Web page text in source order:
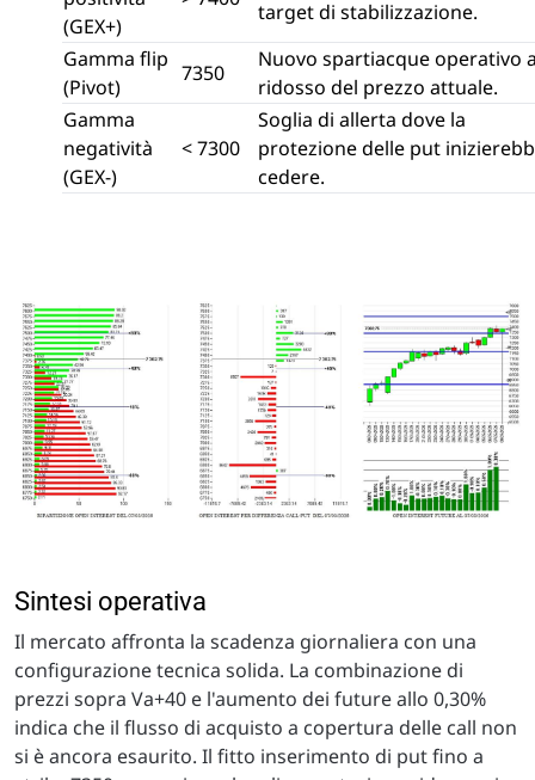
(GEX+)
target di stabilizzazione.
Gamma flip
(Pivot)
7350
Nuovo spartiacque operativo
ridosso del prezzo attuale.
Gamma
negatività
(GEX-)
< 7300
Soglia di allerta dove la
protezione delle put
cedere.
Sintesi operativa
Il mercato affronta la scadenza giornaliera con una
configurazione tecnica solida. La combinazione di
prezzi sopra Va+40 e l'aumento dei future allo 0,30%
indica che il flusso di acquisto a copertura delle call non
si è ancora esaurito. Il fitto inserimento di put fino a